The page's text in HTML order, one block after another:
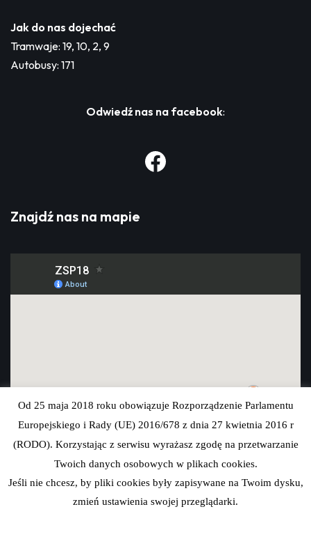
Jak do nas dojechać
Tramwaje: 19, 10, 2, 9
Autobusy: 171
Odwiedź nas na facebook:
Znajdź nas na mapie
Od 25 maja 2018 roku obowiązuje Rozporządzenie Parlamentu
Europejskiego i Rady (UE) 2016/678 z dnia 27 kwietnia 2016 r
(RODO). Korzystając z serwisu wyrażasz zgodę na przetwarzanie
Twoich danych osobowych w plikach cookies.
Jeśli nie chcesz, by pliki cookies były zapisywane na Twoim dysku,
zmień ustawienia swojej przeglądarki.